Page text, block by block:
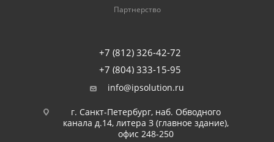
Партнерство
+7 (812) 326-42-72
+7 (804) 333-15-95
info@ipsolution.ru
г. Санкт-Петербург, наб. Обводного
канала д.14, литера З (главное здание),
офис 248-250